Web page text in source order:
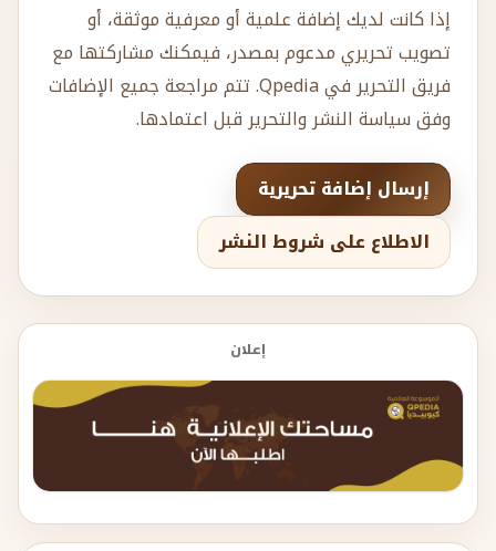
إذا كانت لديك إضافة علمية أو معرفية موثقة، أو
تصويب تحريري مدعوم بمصدر، فيمكنك مشاركتها مع
فريق التحرير في Qpedia. تتم مراجعة جميع الإضافات
وفق سياسة النشر والتحرير قبل اعتمادها.
إرسال إضافة تحريرية
الاطلاع على شروط النشر
إعلان